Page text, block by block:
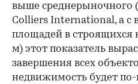
выше среднерыночного
Colliers International, а с
площадей в строящихся
м) этот показатель
завершения всех
недвижимость будет